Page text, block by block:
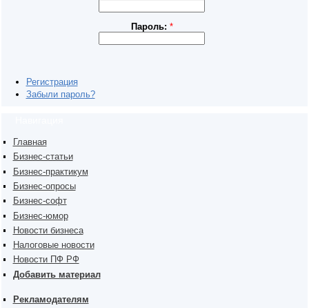
Пароль: *
Регистрация
Забыли пароль?
Главная
Бизнес-статьи
Бизнес-практикум
Бизнес-опросы
Бизнес-софт
Бизнес-юмор
Новости бизнеса
Налоговые новости
Новости ПФ РФ
Добавить материал
Рекламодателям